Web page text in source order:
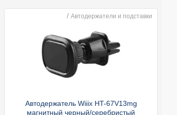
/ Автодержатели и подставки
Автодержатель Wiiix HT-67V13mg
магнитный черный/серебристый